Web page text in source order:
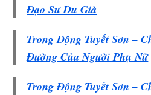
Đạo Sư Du Già
Trong Động Tuyết Sơn –
Đường Của Người Phụ Nữ
Trong Động Tuyết Sơn –